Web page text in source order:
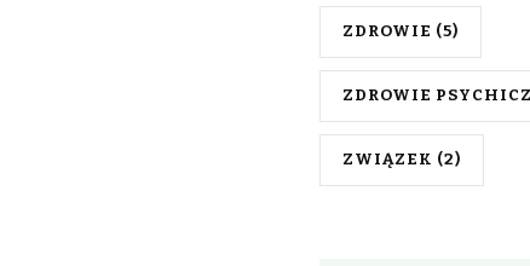
ZDROWIE (5)
ZDROWIE
ZWIĄZEK (2)